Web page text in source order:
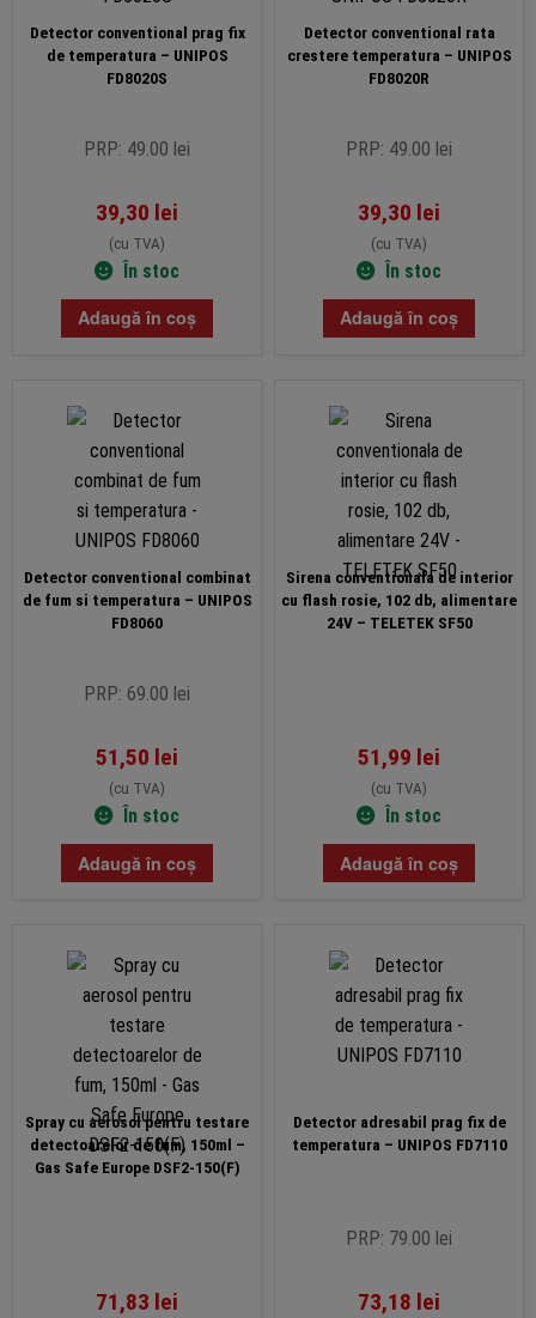
Detector conventional prag fix
de temperatura – UNIPOS
FD8020S
PRP: 49.00 lei
39,30 lei
(cu TVA)
În stoc
Adaugă în coș
Detector conventional rata
crestere temperatura – UNIPOS
FD8020R
PRP: 49.00 lei
39,30 lei
(cu TVA)
În stoc
Adaugă în coș
Detector conventional combinat
de fum si temperatura – UNIPOS
FD8060
PRP: 69.00 lei
51,50 lei
(cu TVA)
În stoc
Adaugă în coș
Sirena conventionala de interior
cu flash rosie, 102 db, alimentare
24V – TELETEK SF50
51,99 lei
(cu TVA)
În stoc
Adaugă în coș
Spray cu aerosol pentru testare
detectoarelor de fum, 150ml –
Gas Safe Europe DSF2-150(F)
71,83 lei
Detector adresabil prag fix de
temperatura – UNIPOS FD7110
PRP: 79.00 lei
73,18 lei